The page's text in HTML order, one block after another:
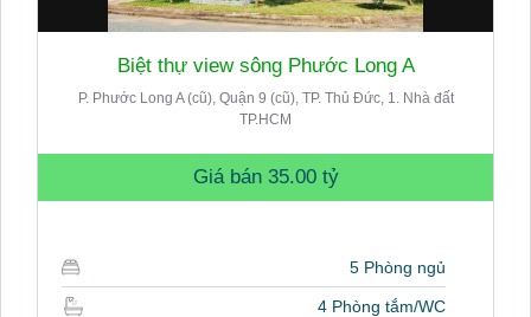
Biệt thự view sông Phước Long A
P. Phước Long A (cũ), Quận 9 (cũ), TP. Thủ Đức, 1. Nhà đất
TP.HCM
Giá bán 35.00 tỷ
5 Phòng ngủ
4 Phòng tắm/WC